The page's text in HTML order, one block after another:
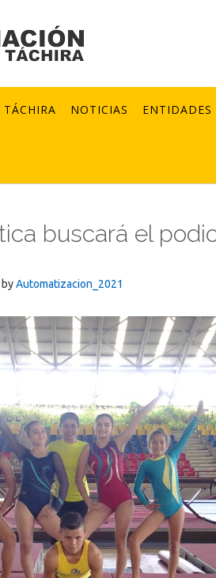
TÁCHIRA NOTICIAS ENTIDADES
buscará el
byAutomatizacion_2021